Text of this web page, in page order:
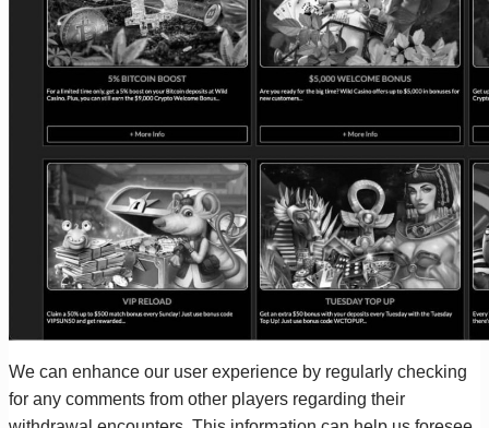
We can enhance our user experience by regularly checking
for any comments from other players regarding their